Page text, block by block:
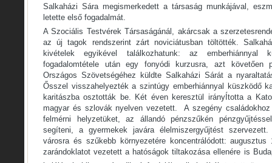
Salkaházi Sára megismerkedett a társaság munkájával,
letette első fogadalmát.
A Szociális Testvérek Társaságánál, akárcsak a
az új tagok rendszerint zárt noviciátusban töltötték.
kivételek egyikével találkozhatunk: az emberhiánnyal
fogadalomtétele után egy fonyódi kurzusra, azt követően
Országos Szövetségéhez küldte Salkaházi Sárát a
Ősszel visszahelyezték a szintúgy emberhiánnyal küszködő
karitászba osztották be. Két éven keresztül irányÍtotta a
magyar és szlovák nyelven vezetett. A szegény
felmérni helyzetüket, az állandó pénzszűkén
segíteni, a gyermekek javára élelmiszergyűjtést
városra és szűkebb környezetére koncentrálódott:
zarándoklatot vezetett a hatóságok tiltakozása ellenére is